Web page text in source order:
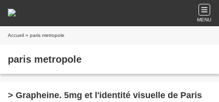
MENU
Accueil » paris metropole
paris metropole
> Grapheine. 5mg et l'identité visuelle de Paris